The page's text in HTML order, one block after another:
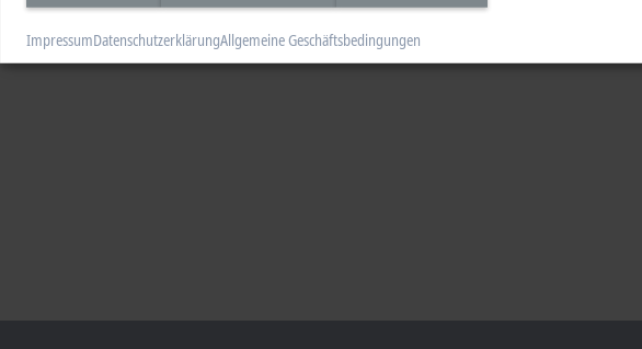
ImpressumDatenschutzerklärungAllgemeine Geschäftsbedingungen